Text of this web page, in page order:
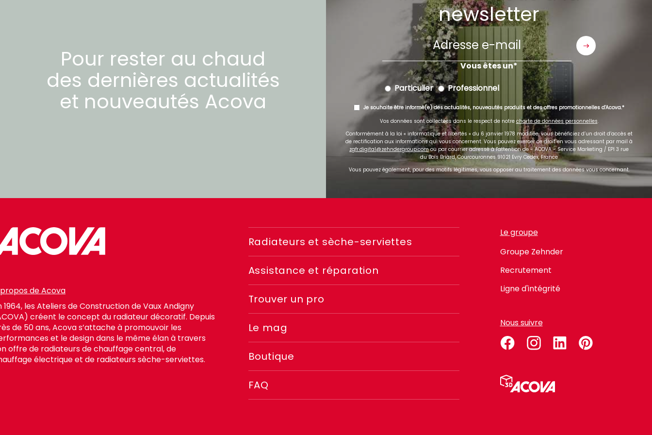
Pour rester au chaud
des dernières actualités
et nouveautés Acova
newsletter
e-
Vous êtes un
Particulier
Professionnel
Je souhaite être informé(e) des actualités, nouveautés produits et des offres promotionnelles d'Acova.
Vos données sont collectées dans le respect de notre charte de données personnelles.
Conformément à la loi « informatique et libertés » du 6 janvier 1978 modifiée, vous bénéficiez d’un droit d’accès et
de rectification aux informations qui vous concernent. Vous pouvez exercer ce droit en vous adressant par mail à
zgfr.digital@zehndergroup.comou par courrier adressé à l'attention de - ACOVA - Service Marketing / EPI 3 rue
du Bois Briard, Courcouronnes 91021 Evry Cedex, France
Vous pouvez également, pour des motifs légitimes, vous opposer au traitement des données vous concernant.
de Acova
1964, les Ateliers de Construction de Vaux Andigny
créent le concept du radiateur décoratif. Depuis
de 50 ans, Acova s’attache à promouvoir les
et le design dans le même élan à travers
offre de radiateurs de chauffage central, de
électrique et de radiateurs sèche-serviettes.
Menu
footer
2
Radiateurs et sèche-serviettes
Assistance et réparation
Trouver un pro
Le mag
Boutique
FAQ
Le groupe
Groupe Zehnder
Recrutement
Ligne d'intégrité
Nous suivre
facebookinstagramlinkedinpinterest
Menu